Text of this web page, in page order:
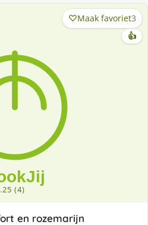
(4)
Maak favoriet3
👍
en rozemarijn